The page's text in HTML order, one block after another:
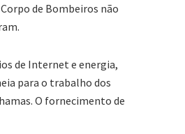
de Bombeiros não
de Internet e energia,
para o trabalho dos
O fornecimento de